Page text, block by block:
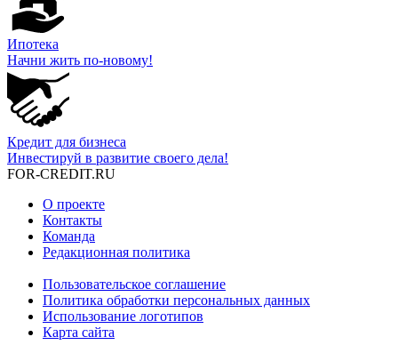
Ипотека
Начни жить по-новому!
Кредит для бизнеса
Инвестируй в развитие своего дела!
FOR-CREDIT.RU
О проекте
Контакты
Команда
Редакционная политика
Пользовательское соглашение
Политика обработки персональных данных
Использование логотипов
Карта сайта